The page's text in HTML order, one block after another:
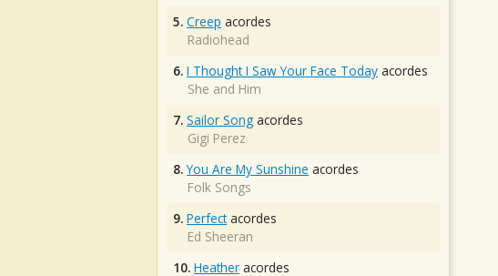
5. Creep acordes
Radiohead
6. I Thought I Saw Your Face Today acordes
She and Him
7. Sailor Song acordes
Gigi Perez
8. You Are My Sunshine acordes
Folk Songs
9. Perfectacordes
Ed Sheeran
10. Heather acordes